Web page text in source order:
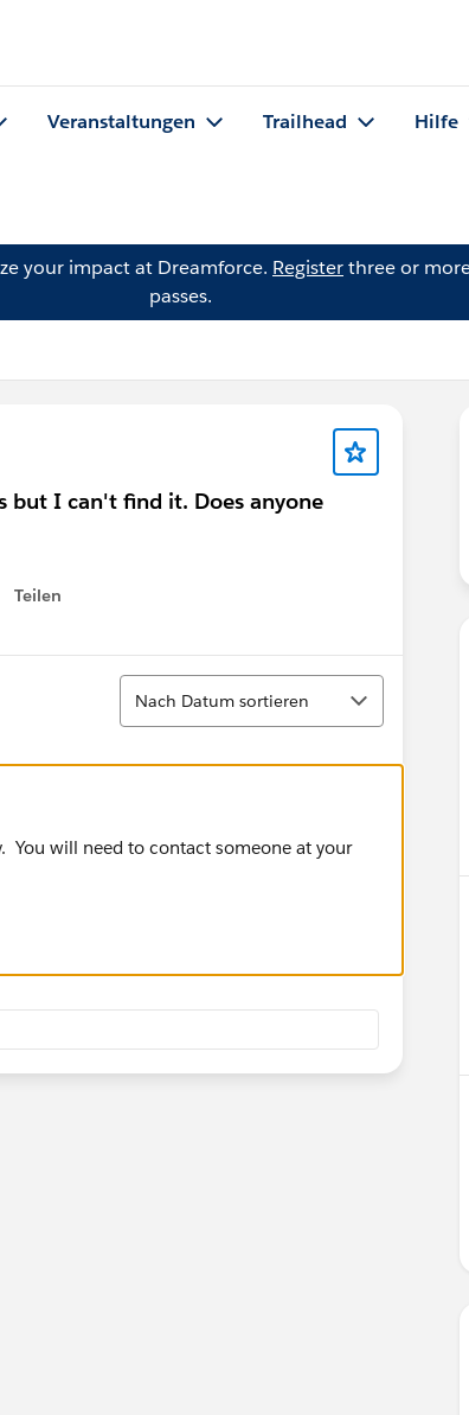
Veranstaltungen Trailhead Hilfe
your impact at Dreamforce. Registerthree or
passes.
but I can't find it. Does anyone
Teilen
menu
Sortieren
Nach Datum sortieren
You will need to contact someone at your